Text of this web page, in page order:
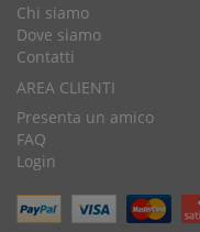
Chi siamo
Dove siamo
Contatti
AREA CLIENTI
Presenta un amico
FAQ
Login